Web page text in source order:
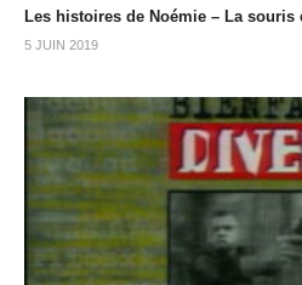
Les histoires de Noémie – La
5 JUIN 2019